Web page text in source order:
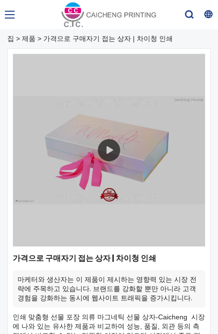
집 > 제품 > 가격으로 구매자기 접는 상자 | 차이청 인쇄
가격으로 구매자기 접는 상자 | 차이청 인쇄
마케터와 생산자는 이 제품이 제시하는 영향력 있는 시장 전
략에 주목하고 있습니다. 브랜드를 강화할 뿐만 아니라 고객
경험을 강화하는 동시에 웹사이트 트래픽을 증가시킵니다.
인쇄 맞춤형 선물 포장 의류 마그네틱 선물 상자-Caicheng 시장
에 나와 있는 유사한 제품과 비교하여 성능, 품질, 외관 등의 측